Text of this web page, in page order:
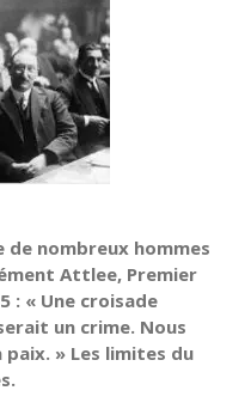
de nombreux hommes
Attlee, Premier
: « Une croisade
un crime. Nous
» Les limites du